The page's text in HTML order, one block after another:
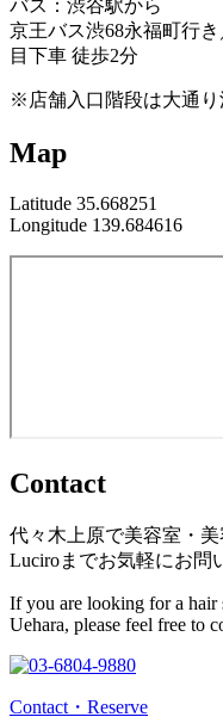
バス：渋谷駅から
京王バス渋68永福町行
目下車 徒歩2分
※店舗入口階段は大通
Map
Latitude 35.668251
Longitude 139.684616
Contact
代々木上原で美容室・
Luciroまでお気軽にお問
If you are looking for a hair
Uehara, please feel free to
Contact・Reserve